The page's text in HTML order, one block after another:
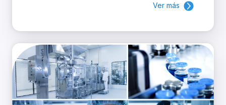
Ver más